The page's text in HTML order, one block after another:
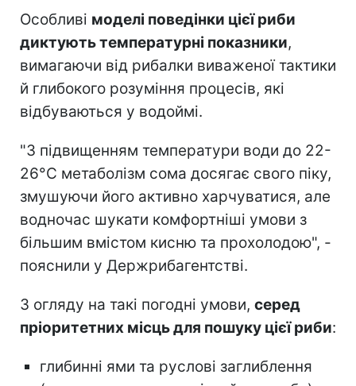
Особливі моделі поведінки цієї риби
диктують температурні показники,
вимагаючи від рибалки виваженої тактики
й глибокого розуміння процесів, які
відбуваються у водоймі.
"З підвищенням температури води до 22-
26°C метаболізм сома досягає свого піку,
змушуючи його активно харчуватися, але
водночас шукати комфортніші умови з
більшим вмістом кисню та прохолодою", -
пояснили у Держрибагентстві.
З огляду на такі погодні умови, серед
пріоритетних місць для пошуку цієї риби:
глибинні ями та руслові заглиблення